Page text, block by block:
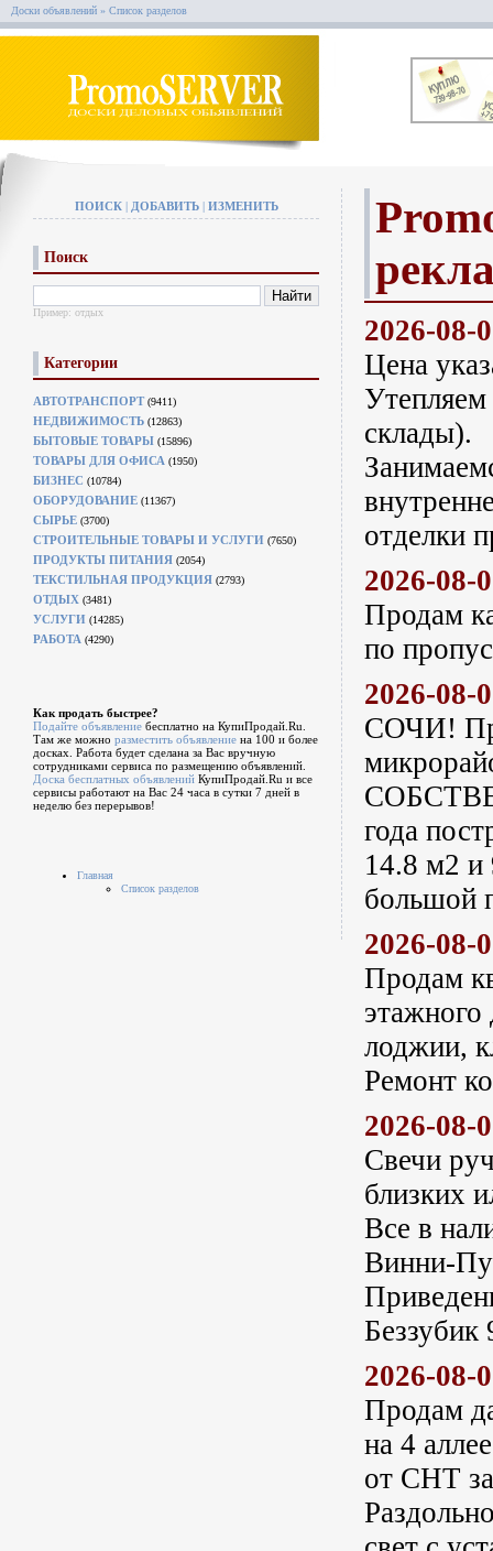
Доски объявлений » Список разделов
ПОИСК| ДОБАВИТЬ| ИЗМЕНИТЬ
Поиск
Пример: отдых
Категории
АВТОТРАНСПОРТ (9411)
НЕДВИЖИМОСТЬ (12863)
БЫТОВЫЕ ТОВАРЫ (15896)
ТОВАРЫ ДЛЯ ОФИСА (1950)
БИЗНЕС (10784)
ОБОРУДОВАНИЕ (11367)
СЫРЬЕ (3700)
СТРОИТЕЛЬНЫЕ ТОВАРЫ И УСЛУГИ (7650)
ПРОДУКТЫ ПИТАНИЯ (2054)
ТЕКСТИЛЬНАЯ ПРОДУКЦИЯ (2793)
ОТДЫХ (3481)
УСЛУГИ (14285)
РАБОТА (4290)
Как продать быстрее?
Подайте объявление бесплатно на КупиПродай.Ru.
Там же можно разместить объявление на 100 и более
досках. Работа будет сделана за Вас вручную
сотрудниками сервиса по размещению объявлений.
Доска бесплатных объявлений КупиПродай.Ru и все
сервисы работают на Вас 24 часа в сутки 7 дней в
неделю без перерывов!
Главная
Список разделов
2026-08-
Цена
склады).
отделки
2026-08-
Продам
по
2026-08-
СОЧИ!
года
14.8 м2 и
большой
2026-08-
Продам
этажного
лоджии,
Ремонт
2026-08-
Свечи
близких
Все в
Винни-
2026-08-
Продам
на 4
от СНТ